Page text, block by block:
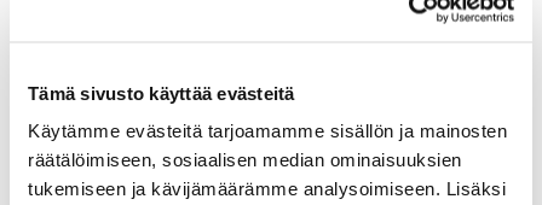
Tämä sivusto käyttää evästeitä
Käytämme evästeitä tarjoamamme sisällön ja mainosten
räätälöimiseen, sosiaalisen median ominaisuuksien
tukemiseen ja kävijämäärämme analysoimiseen. Lisäksi